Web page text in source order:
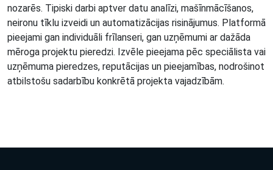
nozarēs. Tipiski darbi aptver datu analīzi, mašīnmācīšanos,
neironu tīklu izveidi un automatizācijas risinājumus. Platformā
pieejami gan individuāli frīlanseri, gan uzņēmumi ar dažāda
mēroga projektu pieredzi. Izvēle pieejama pēc speciālista vai
uzņēmuma pieredzes, reputācijas un pieejamības, nodrošinot
atbilstošu sadarbību konkrētā projekta vajadzībām.